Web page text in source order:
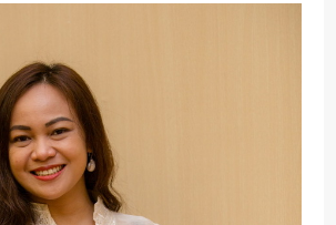
SDG4
SDG5
SDG6
SDG7